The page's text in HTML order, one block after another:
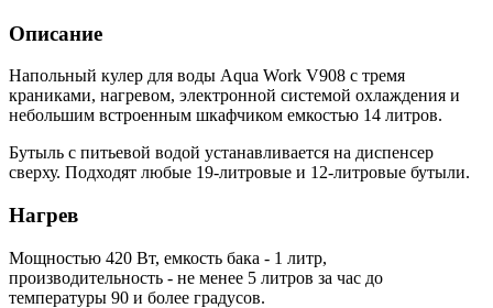
Описание
Напольный кулер для воды Aqua Work V908 с тремя
краниками, нагревом, электронной системой охлаждения и
небольшим встроенным шкафчиком емкостью 14 литров.
Бутыль с питьевой водой устанавливается на диспенсер
сверху. Подходят любые 19-литровые и 12-литровые бутыли.
Нагрев
Мощностью 420 Вт, емкость бака - 1 литр,
производительность - не менее 5 литров за час до
температуры 90 и более градусов.